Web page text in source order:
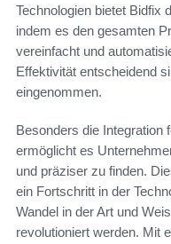
Technologien bietet Bidfix
indem es den gesamten
vereinfacht und
Effektivität entscheidend
eingenommen.
Besonders die Integration
ermöglicht es
und präziser zu finden.
ein Fortschritt in der
Wandel in der Art und
revolutioniert werden. Mit